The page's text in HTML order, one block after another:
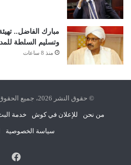
مبارك الفاضل..
وتسليم السلطة
منذ 8 ساعات
© حقوق النشر 2026، جميع الحقوق محفوظة | كوش نيوز
من نحن للإعلان في كوش خدمة
سياسة الخصوصية